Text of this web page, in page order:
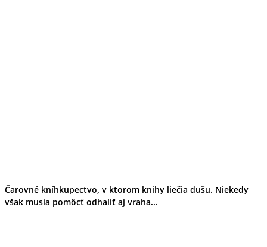
Čarovné kníhkupectvo, v ktorom knihy liečia dušu. Niekedy
však musia pomôcť odhaliť aj vraha...